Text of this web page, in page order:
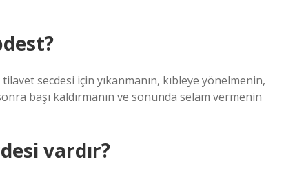
secdesi için yıkanmanın, kıbleye yönelmenin,
başı kaldırmanın ve sonunda selam vermenin
vardır?